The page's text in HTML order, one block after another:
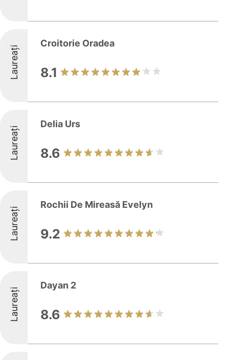
Laureați
Croitorie Oradea
8.1
Laureați
Delia Urs
8.6
Laureați
Rochii De Mireasă Evelyn
9.2
Laureați
Dayan 2
8.6